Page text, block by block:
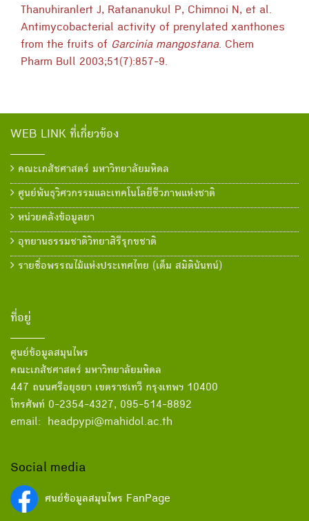
Thanuhiranlert J, Ratananukul P, Chimnoi N, et al.
Antimycobacterial activity of prenylated xanthones
from the fruits of Garcinia mangostana. Chem
Pharm Bull 2003;51(7):857-9.
WEB LINK ที่เกี่ยวข้อง
คณะเภสัชศาสตร์ มหาวิทยาลัยมหิดล
ศูนย์พันธุวิศวกรรมและเทคโนโลยีชีวภาพแห่งชาติ
หน่วยคลังข้อมูลยา
อุทยานธรรมชาติวิทยาสิรีรุกขชาติ
รายชื่อพรรณไม้แห่งประเทศไทย (เต็ม สมิตินันทน์)
ที่อยู่
ศูนย์ข้อมูลสมุนไพร
คณะเภสัชศาสตร์ มหาวิทยาลัยมหิดล
447 ถนนศรีอยุธยา เขตราชเทวี กรุงเทพฯ 10400
โทรศัพท์ 0-2354-4327, 095-514-8892
email: headpypi@mahidol.ac.th
Social media
ศนย์ข้อมูลสมุนไพร FanPage